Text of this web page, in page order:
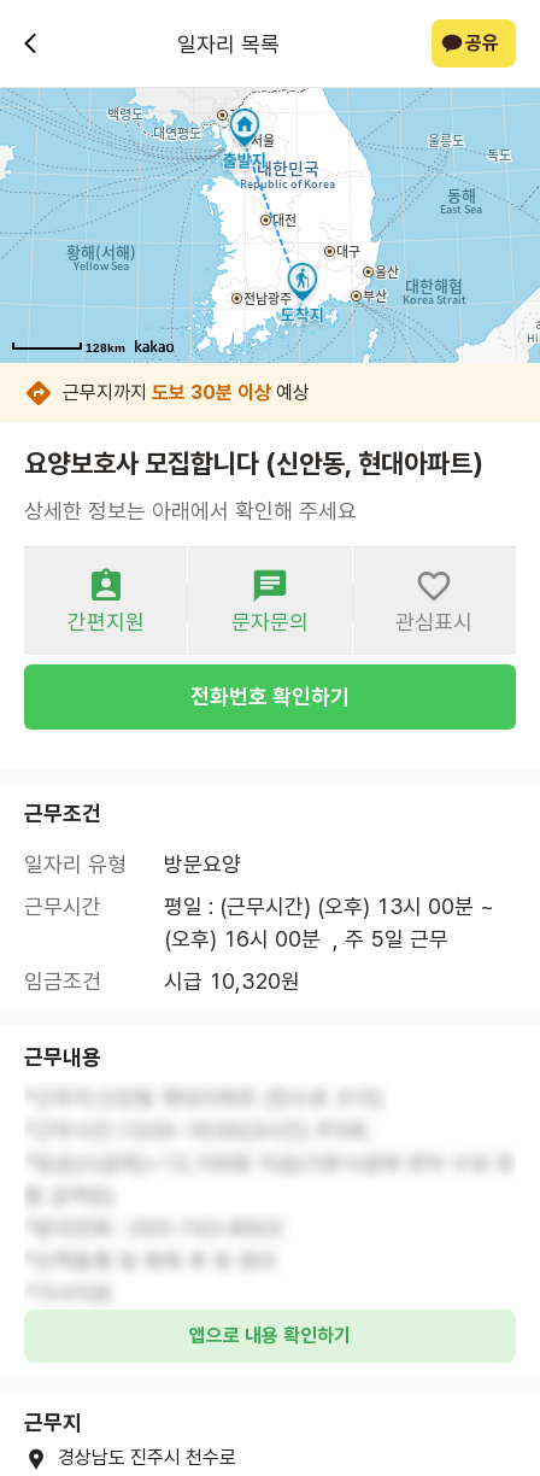
일자리 목록 공유
128km
128km
128km
128km
128km
128km
128km
128km
근무지까지 도보 30분 이상 예상
요양보호사 모집합니다 (신안동, 현대아파트)
상세한 정보는 아래에서 확인해 주세요
간편지원 문자문의 관심표시
전화번호 확인하기
근무조건
일자리 유형
방문요양
근무시간
평일 : (근무시간) (오후) 13시 00분 ~
(오후) 16시 00분  , 주 5일 근무
임금조건
시급 10,320원
근무내용
앱으로 내용 확인하기
근무지
경상남도 진주시 천수로